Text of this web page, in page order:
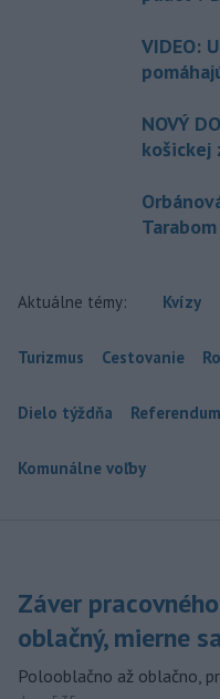
VIDEO:
NOVÝ
košickej
Aktuálne témy: Kvízy
Turizmus Cestovanie
Dielo týždňa Referendum
Komunálne voľby
Záver
oblačný, mierne
Polooblačno až oblačno,